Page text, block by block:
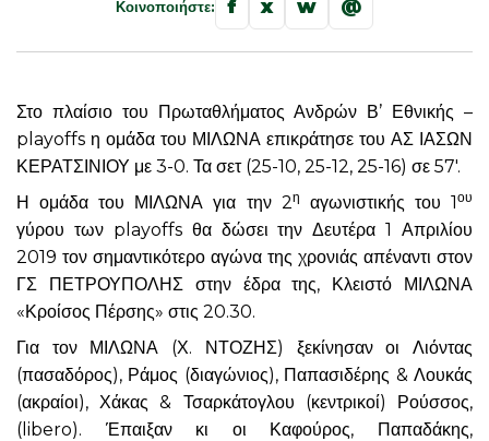
Κοινοποιήστε: f x w @
Στο πλαίσιο του Πρωταθλήματος Ανδρών Β’ Εθνικής –
playoffs η ομάδα του ΜΙΛΩΝΑ επικράτησε του ΑΣ ΙΑΣΩΝ
ΚΕΡΑΤΣΙΝΙΟΥ με 3-0. Τα σετ (25-10, 25-12, 25-16) σε 57′.
Η ομάδα του ΜΙΛΩΝΑ για την 2η αγωνιστικής του 1ου
γύρου των playoffs θα δώσει την Δευτέρα 1 Απριλίου
2019 τον σημαντικότερο αγώνα της χρονιάς απέναντι στον
ΓΣ ΠΕΤΡΟΥΠΟΛΗΣ στην έδρα της, Κλειστό ΜΙΛΩΝΑ
«Κροίσος Πέρσης» στις 20.30.
Για τον ΜΙΛΩΝΑ (Χ. ΝΤΟΖΗΣ) ξεκίνησαν οι Λιόντας
(πασαδόρος), Ράμος (διαγώνιος), Παπασιδέρης & Λουκάς
(ακραίοι), Χάκας & Τσαρκάτογλου (κεντρικοί) Ρούσσος,
(libero). Έπαιξαν κι οι Καφούρος, Παπαδάκης,